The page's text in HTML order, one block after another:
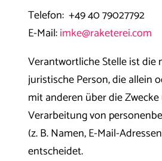
Telefon: +49 40 79027792
E-Mail:imke@raketerei.com
Verantwortliche Stelle ist die
juristische Person, die allein
mit anderen über die
Verarbeitung von
(z. B. Namen, E-Mail-
entscheidet.